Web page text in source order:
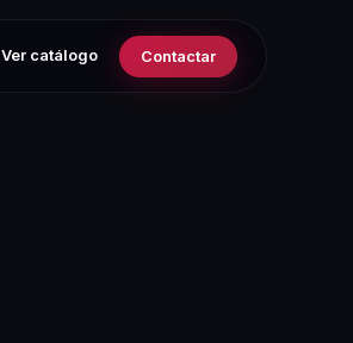
Ver catálogo Contactar